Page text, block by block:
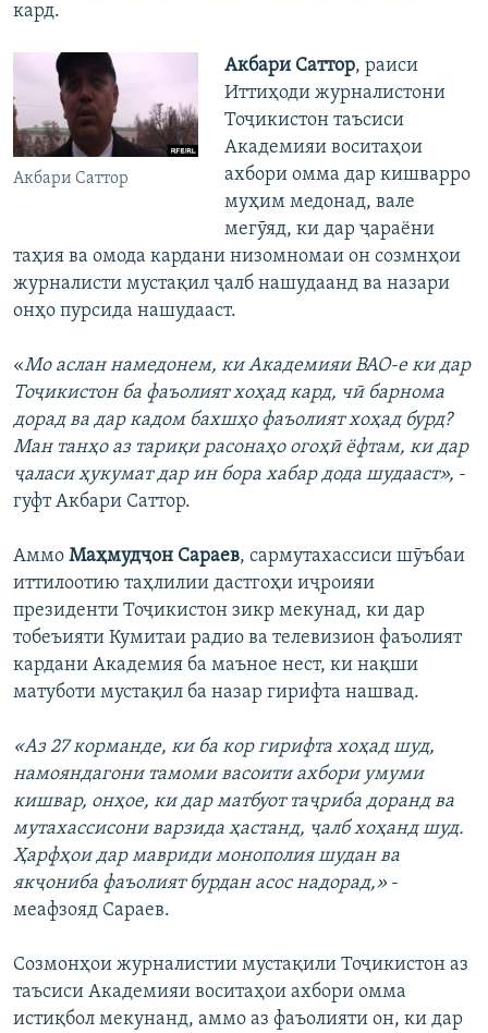
кард.
Акбари Саттор
Акбари Саттор, раиси
Иттиҳоди журналистони
Тоҷикистон таъсиси
Академияи воситаҳои
ахбори омма дар кишварро
муҳим медонад, вале
мегӯяд, ки дар ҷараёни
таҳия ва омода кардани низомномаи он созмнҳои
журналисти мустақил ҷалб нашудаанд ва назари
онҳо пурсида нашудааст.
«Мо аслан намедонем, ки Академияи ВАО-е ки дар
Тоҷикистон ба фаъолият хоҳад кард, чӣ барнома
дорад ва дар кадом бахшҳо фаъолият хоҳад бурд?
Ман танҳо аз тариқи расонаҳо огоҳӣ ёфтам, ки дар
ҷаласи ҳукумат дар ин бора хабар дода шудааст», -
гуфт Акбари Саттор.
Аммо Маҳмудҷон Сараев, сармутахассиси шӯъбаи
иттилоотию таҳлилии дастгоҳи иҷроияи
президенти Тоҷикистон зикр мекунад, ки дар
тобеъияти Кумитаи радио ва телевизион фаъолият
кардани Академия ба маъное нест, ки нақши
матуботи мустақил ба назар гирифта нашвад.
«Аз 27 корманде, ки ба кор гирифта хоҳад шуд,
намояндагони тамоми васоити ахбори умуми
кишвар, онҳое, ки дар матбуот таҷриба доранд ва
мутахассисони варзида ҳастанд, ҷалб хоҳанд шуд.
Ҳарфҳои дар мавриди монополия шудан ва
якҷониба фаъолият бурдан асос надорад,» -
меафзояд Сараев.
Созмонҳои журналистии мустақили Тоҷикистон аз
таъсиси Академияи воситаҳои ахбори омма
истиқбол мекунанд, аммо аз фаъолияти он, ки дар